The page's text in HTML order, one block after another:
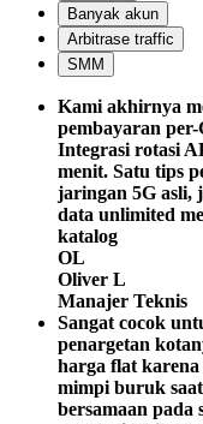
Banyak akun
Arbitrase traffic
SMM
Kami akhirnya
pembayaran
Integrasi rotasi
menit. Satu tips
jaringan 5G asli,
data unlimited
katalog
OL
Oliver L
Manajer Teknis
Sangat cocok
penargetan
harga flat
mimpi buruk
bersamaan pada